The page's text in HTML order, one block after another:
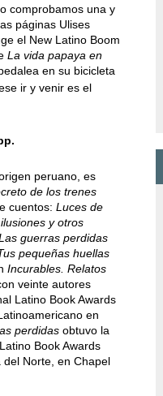
comprobamos una y
páginas Ulises
el New Latino Boom
La vida papaya en
en su bicicleta
ir y venir es el
peruano, es
de los trenes
cuentos: Luces de
y otros
guerras perdidas
pequeñas huellas
Incurables. Relatos
veinte autores
Latino Book Awards
en
perdidas obtuvo la
Book Awards
Norte, en Chapel